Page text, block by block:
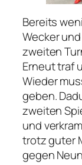
Bereits
Wecker
zweiten
Erneut traf
Wieder
geben.
zweiten
und
trotz guter
gegen